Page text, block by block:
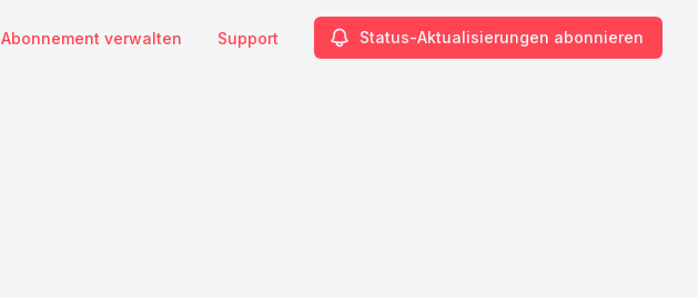
Abonnement verwalten Support Status-Aktualisierungen abonnieren